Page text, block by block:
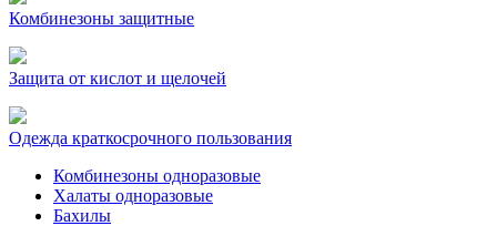
Комбинезоны защитные
Защита от кислот и щелочей
Одежда краткосрочного пользования
Комбинезоны одноразовые
Халаты одноразовые
Бахилы